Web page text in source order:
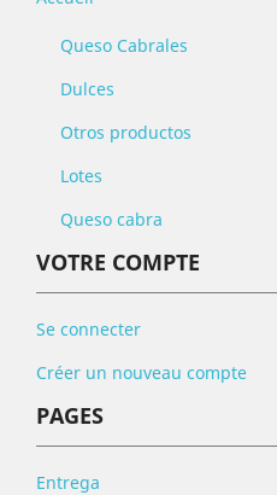
Queso Cabrales
Dulces
Otros productos
Lotes
Queso cabra
VOTRE COMPTE
Se connecter
Créer un nouveau compte
PAGES
Entrega